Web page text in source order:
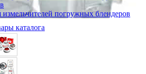
погружных блендеров
каталога